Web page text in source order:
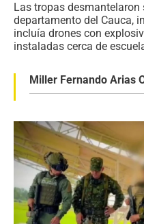
Las tropas desmantelaron
departamento del Cauca,
incluía drones con
instaladas cerca de
Miller Fernando Arias